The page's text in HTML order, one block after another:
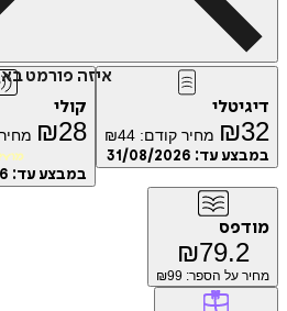
איזה פורמט בא לך?
₪ מחיר קודם: ₪44
עד:31/08/2026
₪ 28 מחיר קודם:
במבצע עד:2026
₪
על הספר: ₪99